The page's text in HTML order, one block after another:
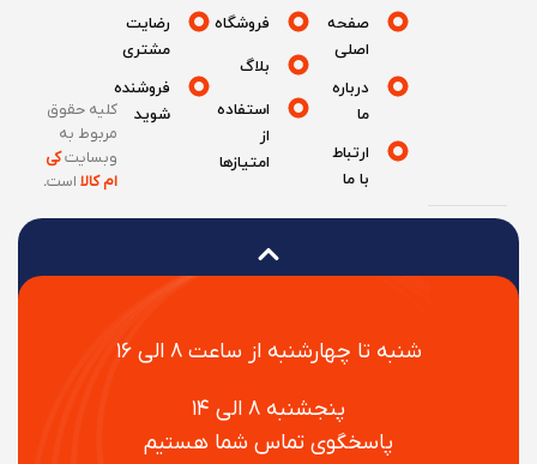
شنبه تا چهارشنبه از ساعت ۸ الی ۱۶
پنجشنبه ۸ الی ۱۴
پاسخگوی تماس شما هستیم
صفحه
درباره
ارتباط
فروشگاه
بلاگ
استفاده
امتیازها
رضایت
مشتری
فروشنده
شوید
کلیه حقوق
مربوط به
وبسایتکی
ام کالااست.